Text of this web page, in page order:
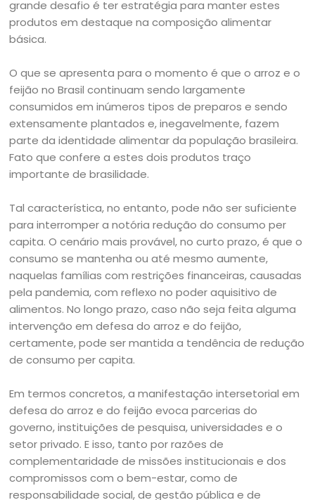
grande desafio é ter estratégia para manter estes
produtos em destaque na composição alimentar
básica.
O que se apresenta para o momento é que o arroz e o
feijão no Brasil continuam sendo largamente
consumidos em inúmeros tipos de preparos e sendo
extensamente plantados e, inegavelmente, fazem
parte da identidade alimentar da população brasileira.
Fato que confere a estes dois produtos traço
importante de brasilidade.
Tal característica, no entanto, pode não ser suficiente
para interromper a notória redução do consumo per
capita. O cenário mais provável, no curto prazo, é que o
consumo se mantenha ou até mesmo aumente,
naquelas famílias com restrições financeiras, causadas
pela pandemia, com reflexo no poder aquisitivo de
alimentos. No longo prazo, caso não seja feita alguma
intervenção em defesa do arroz e do feijão,
certamente, pode ser mantida a tendência de redução
de consumo per capita.
Em termos concretos, a manifestação intersetorial em
defesa do arroz e do feijão evoca parcerias do
governo, instituições de pesquisa, universidades e o
setor privado. E isso, tanto por razões de
complementaridade de missões institucionais e dos
compromissos com o bem-estar, como de
responsabilidade social, de gestão pública e de